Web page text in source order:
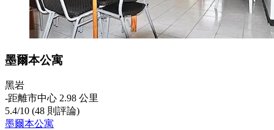
墨爾本公寓
黑岩
‐距離市中心 2.98 公里
5.4/10 (48 則評論)
墨爾本公寓